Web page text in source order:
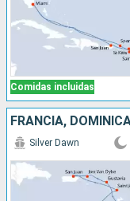
Comidas incluidas
Silver Dawn